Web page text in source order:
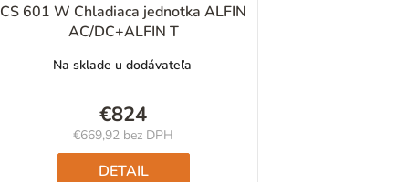
CS 601 W Chladiaca jednotka ALFIN
AC/DC+ALFIN T
Na sklade u dodávateľa
€824
€669,92 bez DPH
Jednotková
cena:
DETAIL